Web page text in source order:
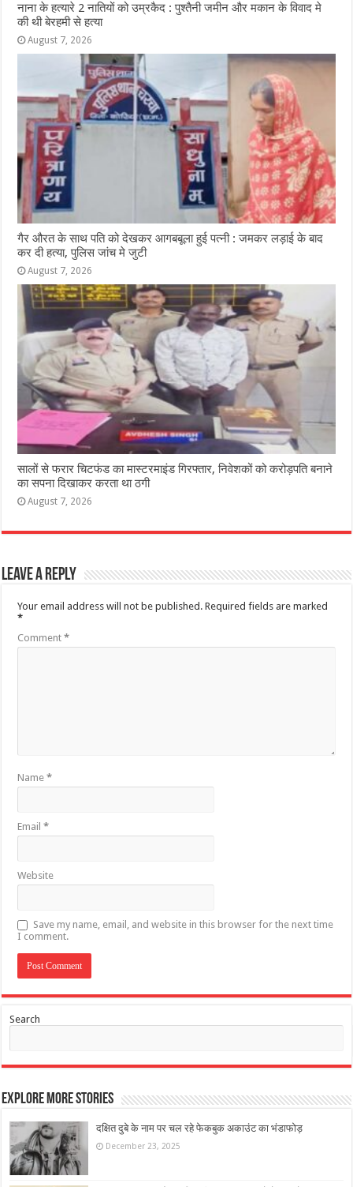
नाना के हत्यारे 2 नातियों को उम्रकैद : पुश्तैनी जमीन और मकान के विवाद मे
की थी बेरहमी से हत्या
August 7, 2026
गैर औरत के साथ पति को देखकर आगबबूला हुई पत्नी : जमकर लड़ाई के बाद
कर दी हत्या, पुलिस जांच मे जुटी
August 7, 2026
सालों से फरार चिटफंड का मास्टरमाइंड गिरफ्तार, निवेशकों को करोड़पति बनाने
का सपना दिखाकर करता था ठगी
August 7, 2026
Leave a Reply
Your email address will not be published. Required fields are marked
*
Comment*
Name*
Email*
Website
Save my name, email, and website in this browser for the next time
I comment.
Search
Explore More Stories
दक्षित दुबे के नाम पर चल रहे फेकबुक अकाउंट का भंडाफोड़
December 23, 2025